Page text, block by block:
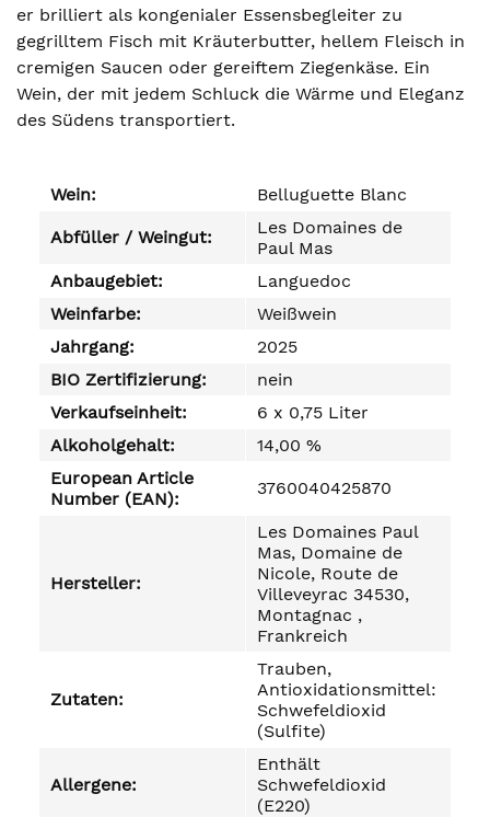
er brilliert als kongenialer Essensbegleiter zu
gegrilltem Fisch mit Kräuterbutter, hellem Fleisch in
cremigen Saucen oder gereiftem Ziegenkäse. Ein
Wein, der mit jedem Schluck die Wärme und Eleganz
des Südens transportiert.
Wein: Belluguette Blanc
Abfüller / Weingut:
Les Domaines de
Paul Mas
Anbaugebiet:
Languedoc
Weinfarbe:
Weißwein
Jahrgang:
2025
BIO Zertifizierung:
nein
Verkaufseinheit:
6 x 0,75 Liter
Alkoholgehalt:
14,00 %
European Article
Number (EAN):
3760040425870
Hersteller:
Les Domaines Paul
Mas, Domaine de
Nicole, Route de
Villeveyrac 34530,
Montagnac ,
Frankreich
Zutaten:
Trauben,
Antioxidationsmittel:
Schwefeldioxid
(Sulfite)
Allergene:
Enthält
Schwefeldioxid
(E220)